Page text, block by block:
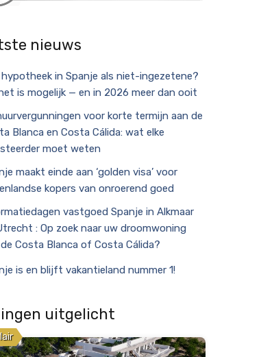
nieuws
hypotheek in Spanje als niet-ingezetene?
is mogelijk — en in 2026 meer dan ooit
voor korte termijn aan de
Blanca en Costa Cálida: wat elke
moet weten
maakt einde aan ‘golden visa’ voor
kopers van onroerend goed
vastgoed Spanje in Alkmaar
: Op zoek naar uw droomwoning
Costa Blanca of Costa Cálida?
is en blijft vakantieland nummer 1!
uitgelicht